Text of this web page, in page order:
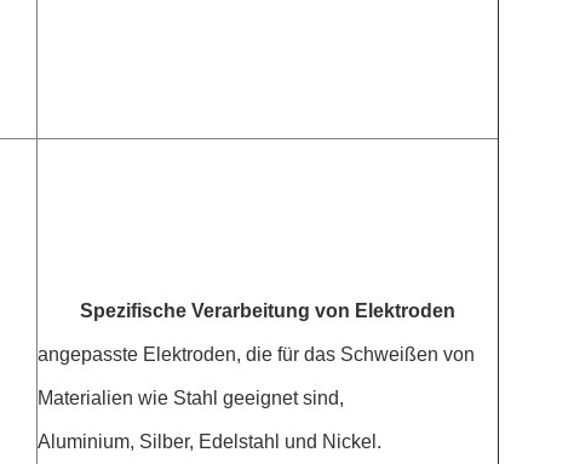
Spezifische Verarbeitung von Elektroden
angepasste Elektroden, die für das Schweißen von
Materialien wie Stahl geeignet sind,
Aluminium, Silber, Edelstahl und Nickel.